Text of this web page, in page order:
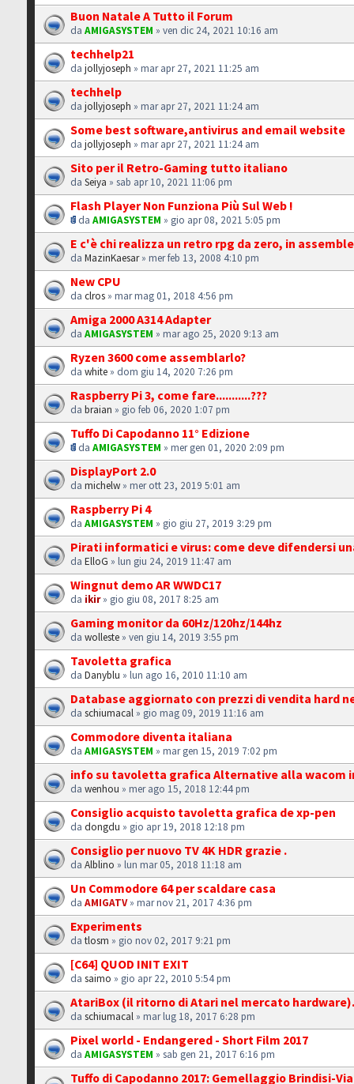
Buon Natale A Tutto il Forum
daAMIGASYSTEM » ven dic 24, 2021 10:16 am
techhelp21
dajollyjoseph » mar apr 27, 2021 11:25 am
techhelp
dajollyjoseph » mar apr 27, 2021 11:24 am
Some best software,antivirus and email website
dajollyjoseph » mar apr 27, 2021 11:24 am
Sito per il Retro-Gaming tutto italiano
daSeiya » sab apr 10, 2021 11:06 pm
Flash Player Non Funziona Più Sul Web !
daAMIGASYSTEM » gio apr 08, 2021 5:05 pm
E c'è chi realizza un retro rpg da zero, in
daMazinKaesar» mer feb 13, 2008 4:10 pm
New CPU
daclros » mar mag 01, 2018 4:56 pm
Amiga 2000 A314 Adapter
daAMIGASYSTEM » mar ago 25, 2020 9:13 am
Ryzen 3600 come assemblarlo?
dawhite » dom giu 14, 2020 7:26 pm
Raspberry Pi 3, come fare...........???
dabraian » gio feb 06, 2020 1:07 pm
Tuffo Di Capodanno 11° Edizione
daAMIGASYSTEM » mer gen 01, 2020 2:09 pm
DisplayPort 2.0
damichelw » mer ott 23, 2019 5:01 am
Raspberry Pi 4
daAMIGASYSTEM » gio giu 27, 2019 3:29 pm
Pirati informatici e virus: come deve difendersi
daElloG » lun giu 24, 2019 11:47 am
Wingnut demo AR WWDC17
da ikir» gio giu 08, 2017 8:25 am
Gaming monitor da 60Hz/120hz/144hz
dawolleste » ven giu 14, 2019 3:55 pm
Tavoletta grafica
daDanyblu » lun ago 16, 2010 11:10 am
Database aggiornato con prezzi di vendita hard
daschiumacal » gio mag 09, 2019 11:16 am
Commodore diventa italiana
daAMIGASYSTEM » mar gen 15, 2019 7:02 pm
info su tavoletta grafica Alternative alla wacom
dawenhou » mer ago 15, 2018 12:44 pm
Consiglio acquisto tavoletta grafica de xp-pen
dadongdu » gio apr 19, 2018 12:18 pm
Consiglio per nuovo TV 4K HDR grazie .
daAlblino » lun mar 05, 2018 11:18 am
Un Commodore 64 per scaldare casa
daAMIGATV» mar nov 21, 2017 4:36 pm
Experiments
datlosm » gio nov 02, 2017 9:21 pm
[C64] QUOD INIT EXIT
dasaimo » gio apr 22, 2010 5:54 pm
AtariBox (il ritorno di Atari nel mercato
daschiumacal » mar lug 18, 2017 6:28 pm
Pixel world - Endangered - Short Film 2017
daAMIGASYSTEM » sab gen 21, 2017 6:16 pm
Tuffo di Capodanno 2017: Gemellaggio Brindisi-